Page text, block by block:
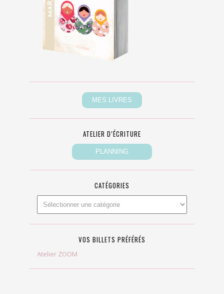
ATELIER D’ÉCRITURE
CATÉGORIES
VOS BILLETS PRÉFÉRÉS
Atelier ZOOM